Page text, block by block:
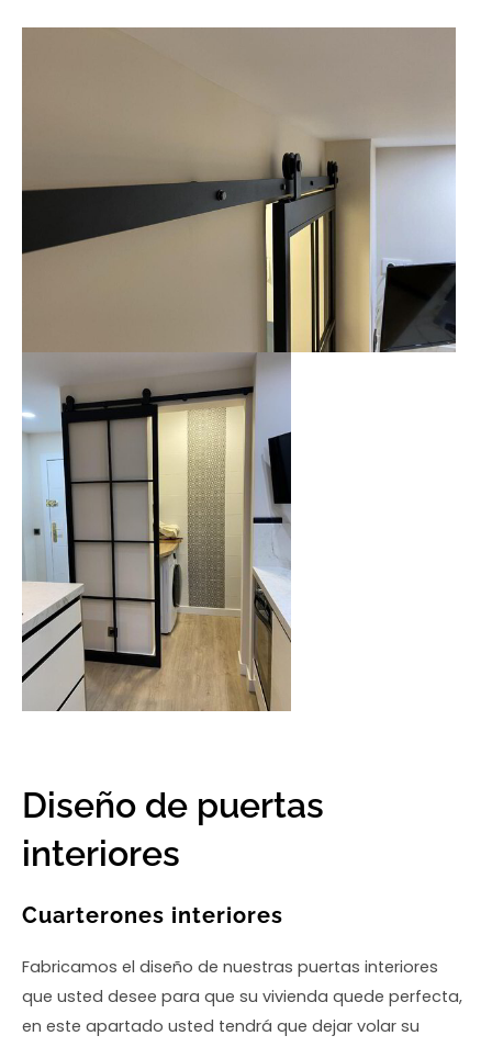
Diseño de puertas
interiores
Cuarterones interiores
Fabricamos el diseño de nuestras puertas interiores
que usted desee para que su vivienda quede perfecta,
en este apartado usted tendrá que dejar volar su